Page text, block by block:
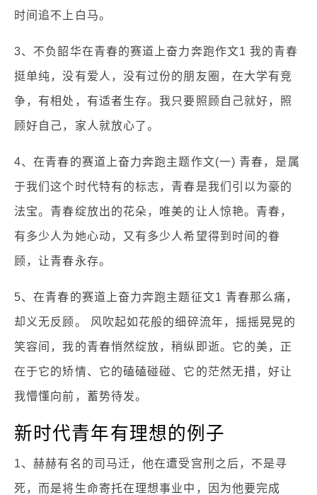
时间追不上白马。
3、不负韶华在青春的赛道上奋力奔跑作文1 我的青春
挺单纯，没有爱人，没有过份的朋友圈，在大学有竞
争，有相处，有适者生存。我只要照顾自己就好，照
顾好自己，家人就放心了。
4、在青春的赛道上奋力奔跑主题作文(一) 青春，是属
于我们这个时代特有的标志，青春是我们引以为豪的
法宝。青春绽放出的花朵，唯美的让人惊艳。青春，
有多少人为她心动，又有多少人希望得到时间的眷
顾，让青春永存。
5、在青春的赛道上奋力奔跑主题征文1 青春那么痛，
却义无反顾。 风吹起如花般的细碎流年，摇摇晃晃的
笑容间，我的青春悄然绽放，稍纵即逝。它的美，正
在于它的矫情、它的磕磕碰碰、它的茫然无措，好让
我懵懂向前，蓄势待发。
新时代青年有理想的例子
1、赫赫有名的司马迁，他在遭受宫刑之后，不是寻
死，而是将生命寄托在理想事业中，因为他要完成